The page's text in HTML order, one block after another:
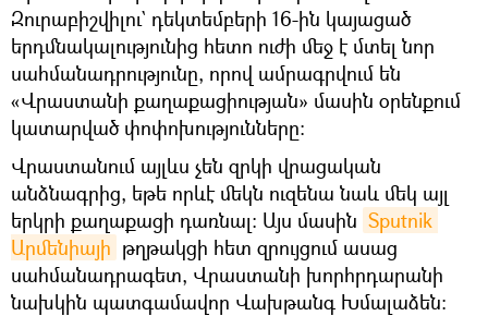
Զուրաբիշվիլու` դեկտեմբերի 16-ին կայացած
երդմնակալությունից հետո ուժի մեջ է մտել նոր
սահմանադրությունը, որով ամրագրվում են
«Վրաստանի քաղաքացիության» մասին օրենքում
կատարված փոփոխությունները։
Վրաստանում այլևս չեն զրկի վրացական
անձնագրից, եթե որևէ մեկն ուզենա նաև մեկ այլ
երկրի քաղաքացի դառնալ։ Այս մասին Sputnik
Արմենիայի թղթակցի հետ զրույցում ասաց
սահմանադրագետ, Վրաստանի խորհրդարանի
նախկին պատգամավոր Վախթանգ Խմալաձեն։